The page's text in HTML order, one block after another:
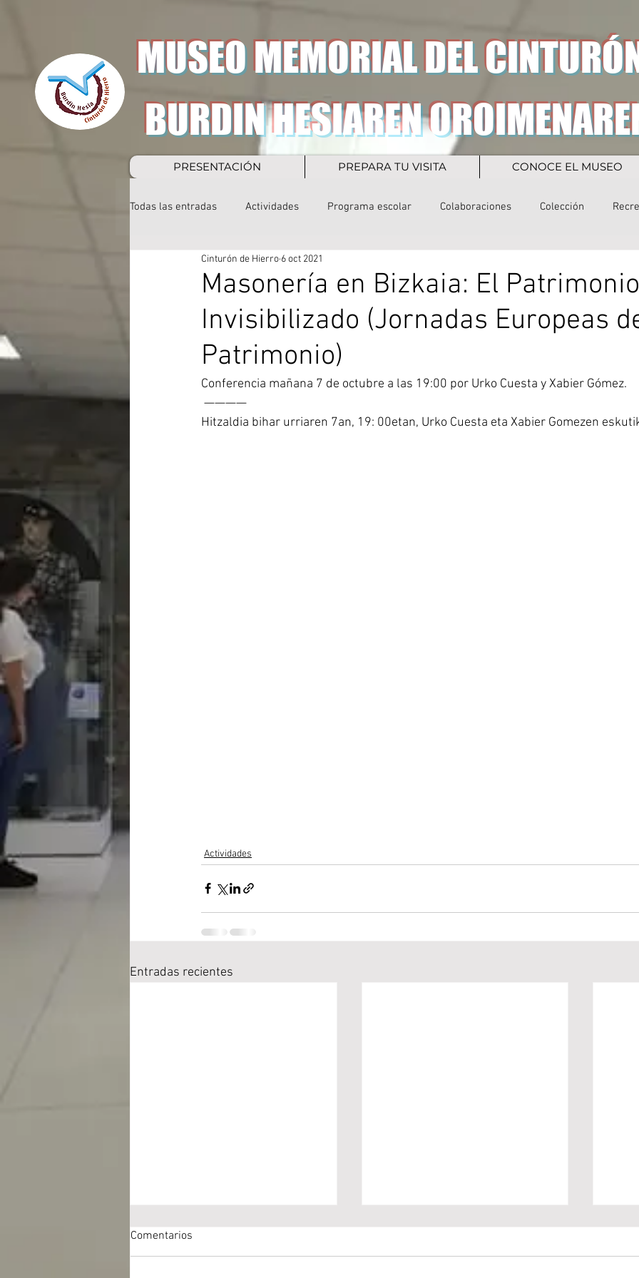
MUSEO MEMORIAL DEL
PRESENTACIÓN PREPARA TU VISITA CONOCE EL MUSEO
BURDIN HESIAREN
Todas las entradas Actividades Programa escolar Colaboraciones Colección
Masonería en Bizkaia: El Patrimonio
Invisibilizado (Jornadas Europeas
Patrimonio)
Cinturón de Hierro 6 oct 2021
Conferencia mañana 7 de octubre a las 19:00 por Urko Cuesta y Xabier Gómez.
————
Hitzaldia bihar urriaren 7an, 19: 00etan, Urko Cuesta eta Xabier Gomezen
Actividades
Entradas recientes
Comentarios